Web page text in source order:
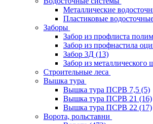
Металлические
Пластиковые
Заборы
Забор из профлиста
Забор из профнастила
Забор 3Д (13)
Забор из металлического
Строительные леса
Вышка тура
Вышка тура ПСРВ 7,5 (5)
Вышка тура ПСРВ 21 (16)
Вышка тура ПСРВ 22 (17)
Ворота, рольставни